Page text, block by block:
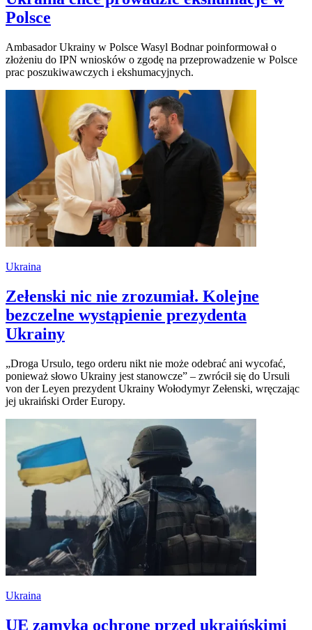
Polsce
Ambasador Ukrainy w Polsce Wasyl Bodnar poinformował o
złożeniu do IPN wniosków o zgodę na przeprowadzenie w Polsce
prac poszukiwawczych i ekshumacyjnych.
Ukraina
Zełenski nic nie zrozumiał. Kolejne
bezczelne wystąpienie prezydenta
Ukrainy
„Droga Ursulo, tego orderu nikt nie może odebrać ani wycofać,
ponieważ słowo Ukrainy jest stanowcze” – zwrócił się do Ursuli
von der Leyen prezydent Ukrainy Wołodymyr Zełenski, wręczając
jej ukraiński Order Europy.
Ukraina
UE zamyka ochronę przed ukraińskimi